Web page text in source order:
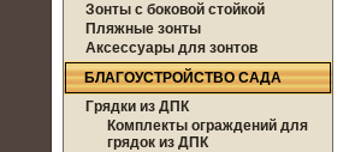
Зонты с боковой стойкой
Пляжные зонты
Аксессуары для зонтов
БЛАГОУСТРОЙСТВО САДА
Грядки из ДПК
Комплекты ограждений для
грядок из ДПК